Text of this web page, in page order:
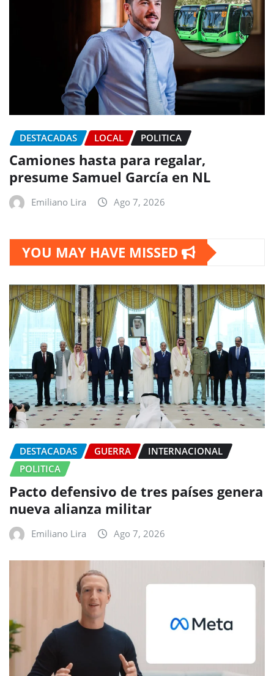
DESTACADAS LOCAL POLITICA
Camiones hasta para regalar,
presume Samuel García en NL
Emiliano Lira Ago 7, 2026
YOU MAY HAVE MISSED
DESTACADAS GUERRA
INTERNACIONAL
POLITICA
Pacto defensivo de tres países genera
nueva alianza militar
Emiliano Lira Ago 7, 2026